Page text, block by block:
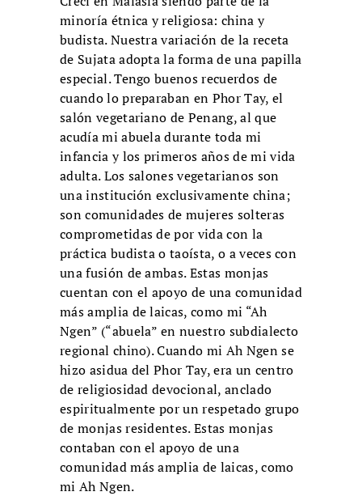
minoría étnica y religiosa: china y
budista. Nuestra variación de la receta
de Sujata adopta la forma de una papilla
especial. Tengo buenos recuerdos de
cuando lo preparaban en Phor Tay, el
salón vegetariano de Penang, al que
acudía mi abuela durante toda mi
infancia y los primeros años de mi vida
adulta. Los salones vegetarianos son
una institución exclusivamente china;
son comunidades de mujeres solteras
comprometidas de por vida con la
práctica budista o taoísta, o a veces con
una fusión de ambas. Estas monjas
cuentan con el apoyo de una comunidad
más amplia de laicas, como mi “Ah
Ngen” (“abuela” en nuestro subdialecto
regional chino). Cuando mi Ah Ngen se
hizo asidua del Phor Tay, era un centro
de religiosidad devocional, anclado
espiritualmente por un respetado grupo
de monjas residentes. Estas monjas
contaban con el apoyo de una
comunidad más amplia de laicas, como
mi Ah Ngen.